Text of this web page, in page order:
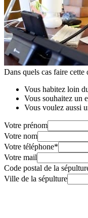
Dans quels cas faire cette
Vous habitez loin
Vous souhaitez un
Vous voulez aussi
Votre prénom
Votre nom
Votre téléphone*
Votre mail
Code postal de la
Ville de la sépulture